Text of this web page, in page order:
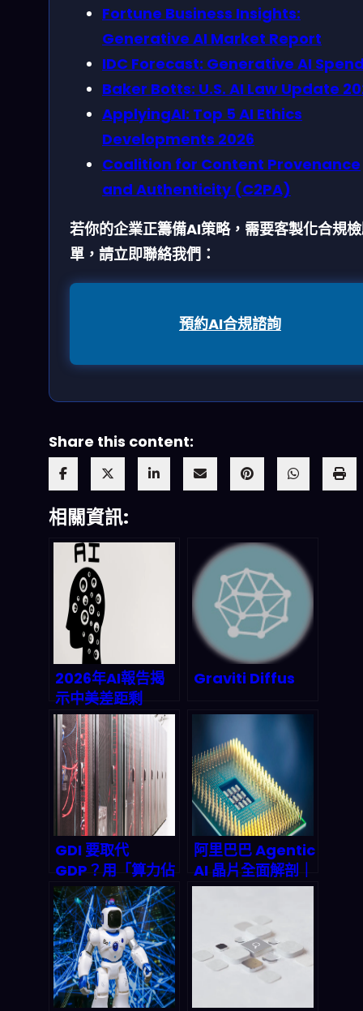
Fortune Business Insights:
Generative AI Market Report
IDC Forecast: Generative AI
Baker Botts: U.S. AI Law Update
ApplyingAI: Top 5 AI Ethics
Developments 2026
Coalition for Content Provenance
and Authenticity (C2PA)
若你的企業正籌備AI策略，需要客製化合規
單，請立即聯絡我們：
預約AI合規諮詢
Share this content:
相關資訊:
2026年AI報告揭
示中美差距剩
2.7%：你必須掌
握的全球AI競合真
相
Graviti Diffus
GDI 要取代
GDP？用「算力佔
有」衡量 AI 經濟
力：2026 投資人/
企業該怎麼看
阿里巴巴 Agentic
AI 晶片全面解剖｜
邊緣推論革命能否
版圖？